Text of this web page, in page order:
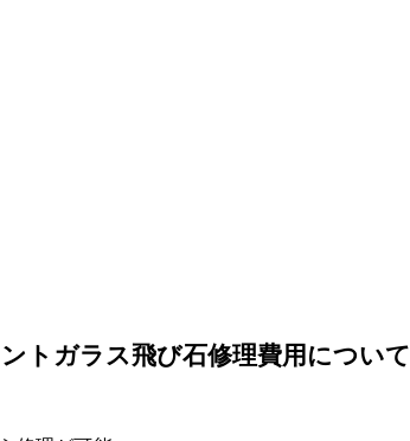
トガラス飛び石修理費用について